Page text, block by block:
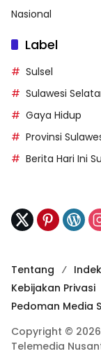
Nasional
Label
Sulsel
Sulawesi
Gaya Hidup
Provinsi
Berita Hari Ini
Tentang
Kebijakan Privasi
Pedoman Media
Copyright ©
Telemedia